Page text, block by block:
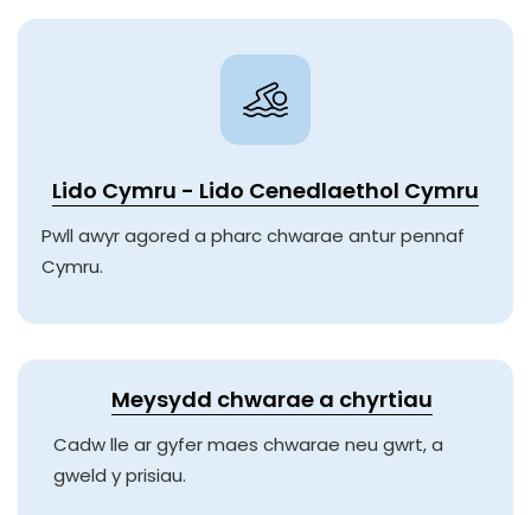
Lido Cymru - Lido Cenedlaethol Cymru
Pwll awyr agored a pharc chwarae antur pennaf
Cymru.
Meysydd chwarae a chyrtiau
Cadw lle ar gyfer maes chwarae neu gwrt, a
gweld y prisiau.